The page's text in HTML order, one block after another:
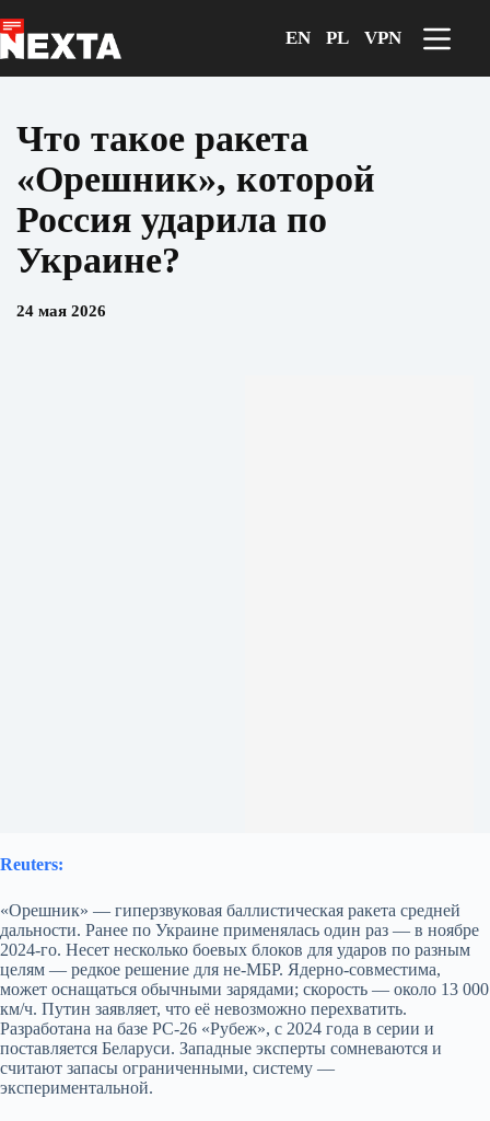
к
сути
EN PL VPN
Что такое ракета
«Орешник», которой
Россия ударила по
Украине?
24 мая 2026
Reuters:
«Орешник» — гиперзвуковая баллистическая ракета средней
дальности. Ранее по Украине применялась один раз — в ноябре
2024‑го. Несет несколько боевых блоков для ударов по разным
целям — редкое решение для не-МБР. Ядерно-совместима,
может оснащаться обычными зарядами; скорость — около 13 000
км/ч. Путин заявляет, что её невозможно перехватить.
Разработана на базе РС‑26 «Рубеж», с 2024 года в серии и
поставляется Беларуси. Западные эксперты сомневаются и
считают запасы ограниченными, систему —
экспериментальной.